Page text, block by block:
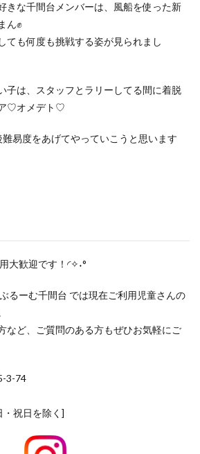
きな千間台メンバーは、風船を使った新
ん✊
ても何度も挑戦する姿が見られまし
子は、スタッフとラリーしてる間に着脱
♡オメデト♡
易度をあげてやっていこうと思います
大歓迎です！◜✧˖°
るーむ千間台 では現在ご利用児童さんの
など、ご質問のある方もぜひお気軽にご
3-74
・祝日を除く]